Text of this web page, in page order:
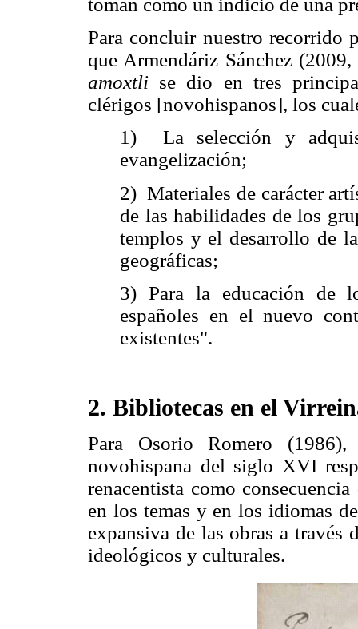
Para concluir nuestro recorrido
que Armendáriz Sánchez
amoxtli se dio en tres
clérigos [novohispanos], los
1) La selección y
evangelización;
2) Materiales de carácter
de las habilidades de los
templos y el desarrollo de
geográficas;
3) Para la educación de
españoles en el nuevo
existentes".
2. Bibliotecas en el
Para Osorio Romero
novohispana del siglo XVI
renacentista como
en los temas y en los idiomas
expansiva de las obras a través
ideológicos y culturales.